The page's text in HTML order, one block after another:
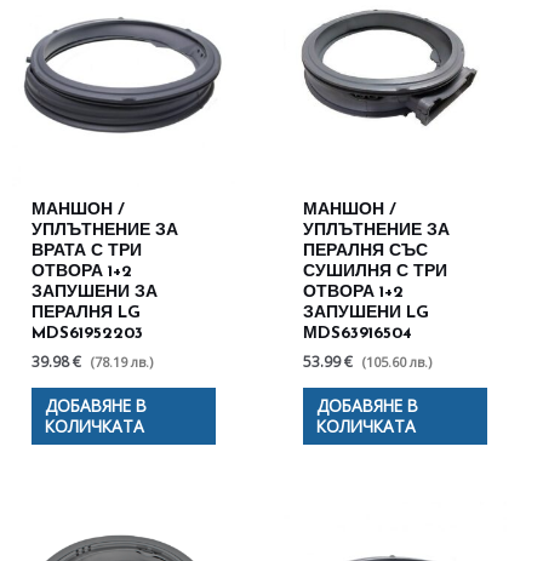
МАНШОН /
УПЛЪТНЕНИЕ ЗА
ВРАТА С ТРИ
ОТВОРА 1+2
ЗАПУШЕНИ ЗА
ПЕРАЛНЯ LG
MDS61952203
39.98 € (78.19 лв.)
ДОБАВЯНЕ В
КОЛИЧКАТА
МАНШОН /
УПЛЪТНЕНИЕ ЗА
ПЕРАЛНЯ СЪС
СУШИЛНЯ С ТРИ
ОТВОРА 1+2
ЗАПУШЕНИ LG
МDS63916504
53.99 € (105.60 лв.)
ДОБАВЯНЕ В
КОЛИЧКАТА